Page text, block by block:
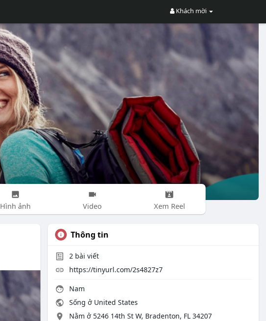
Khách mời
Hình ảnh Video Xem Reel
Thông tin
2 bài viết
https://tinyurl.com/2s4827z7
Nam
Sống ở United States
Nằm ở 5246 14th St W, Bradenton, FL 34207